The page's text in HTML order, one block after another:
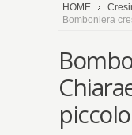
HOME
Bomboniera
piccolo